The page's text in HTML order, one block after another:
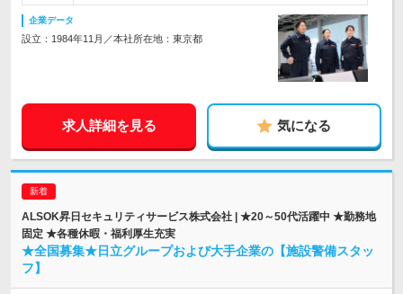
企業データ
設立：1984年11月／本社所在地：東京都
求人詳細を見る 気になる
ALSOK昇日セキュリティサービス株式会社 | ★20～50代活躍中 ★勤務地
固定 ★各種休暇・福利厚生充実
★全国募集★日立グループおよび大手企業の【施設警備スタッ
フ】